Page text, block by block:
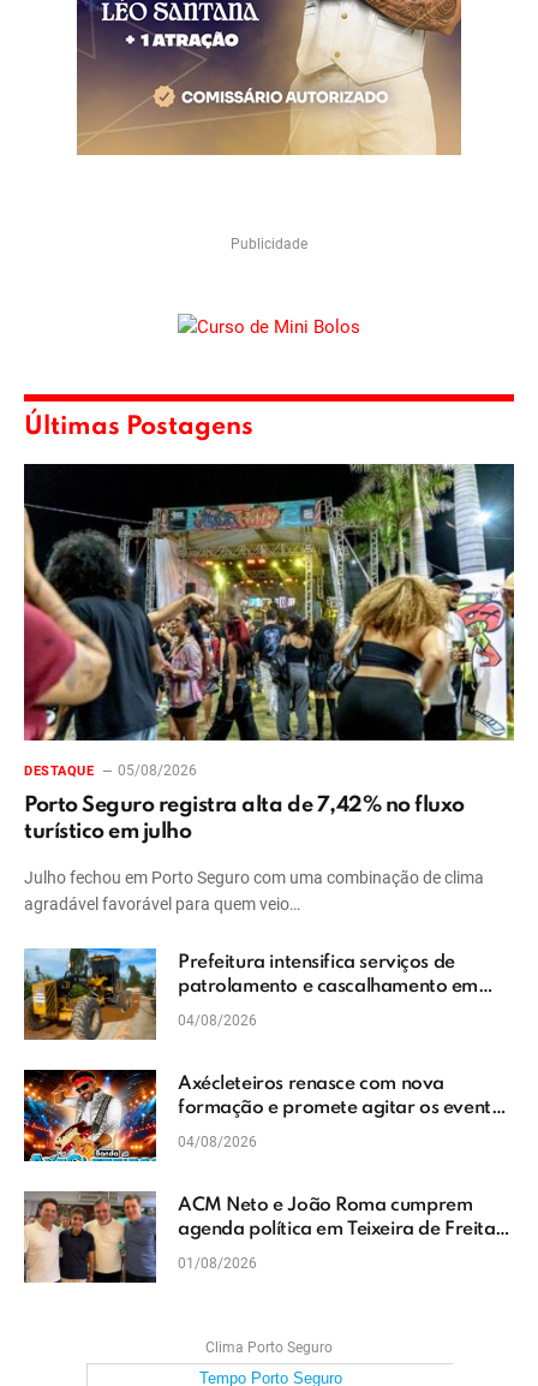
Publicidade
Últimas Postagens
DESTAQUE 05/08/2026
Porto Seguro registra alta de 7,42% no fluxo
turístico em julho
Julho fechou em Porto Seguro com uma combinação de clima
agradável favorável para quem veio…
Prefeitura intensifica serviços de
patrolamento e cascalhamento em
Vera Cruz
04/08/2026
Axécleteiros renasce com nova
formação e promete agitar os eventos
do Extremo Sul da Bahia
04/08/2026
ACM Neto e João Roma cumprem
agenda política em Teixeira de Freitas
e reforçam projeto para o Extremo Sul
01/08/2026
Clima Porto Seguro